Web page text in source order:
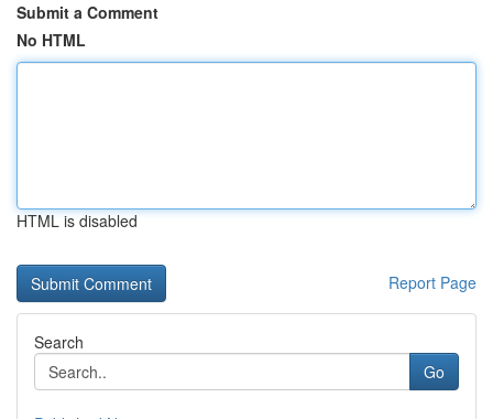
Submit a Comment
No HTML
HTML is disabled
Report Page
Search
Go